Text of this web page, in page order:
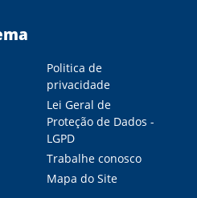
Politica de
privacidade
Lei Geral de
Proteção de Dados -
LGPD
Trabalhe conosco
Mapa do Site